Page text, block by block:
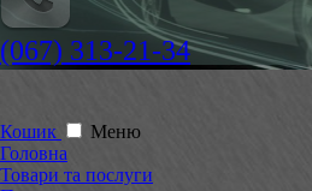
(067) 313-21-34
Кошик
Меню
Головна
Товари та послуги